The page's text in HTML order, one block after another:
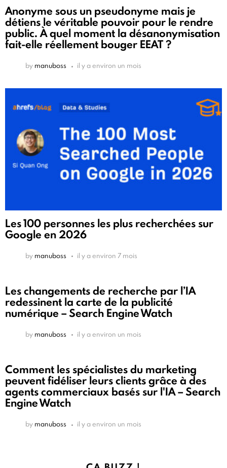
Anonyme sous un pseudonyme mais je
détiens le véritable pouvoir pour le rendre
public. À quel moment la désanonymisation
fait-elle réellement bouger EEAT ?
by manuboss il y a environ un mois
Les 100 personnes les plus recherchées sur
Google en 2026
by manuboss il y a environ 7 mois
Les changements de recherche par l’IA
redessinent la carte de la publicité
numérique – Search Engine Watch
by manuboss il y a environ un mois
Comment les spécialistes du marketing
peuvent fidéliser leurs clients grâce à des
agents commerciaux basés sur l'IA – Search
Engine Watch
by manuboss il y a environ un mois